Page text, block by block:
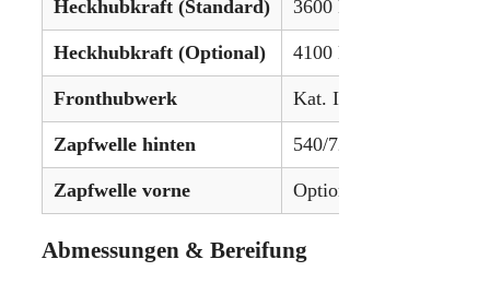
Heckhubkraft (Standard) 3600 kg
Heckhubkraft (Optional) 4100 kg
Fronthubwerk Kat. IIIN, Hubkraft:
Zapfwelle hinten 540/720/1000 U/min
Zapfwelle vorne Optional (540 oder
Abmessungen & Bereifung